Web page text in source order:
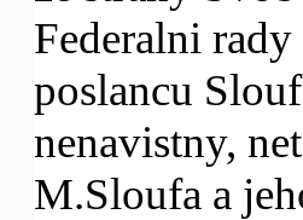
Federalni
poslancu
nenavistny,
M.Sloufa a